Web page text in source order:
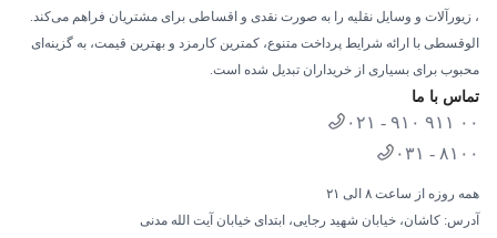
تماس با ما
۰۲۱ - ۹۱۰ ۹۱۱ ۰۰
۰۳۱ - ۸۱۰۰
همه روزه از ساعت ۸ الی ۲۱
آدرس: کاشان، خیابان شهید رجایی، ابتدای خیابان آیت الله مدنی
، زیورآلات و وسایل نقلیه را به صورت نقدی و اقساطی برای مشتریان فراهم می‌کند.
الوقسطی با ارائه شرایط پرداخت متنوع، کمترین کارمزد و بهترین قیمت، به گزینه‌ای
محبوب برای بسیاری از خریداران تبدیل شده است.